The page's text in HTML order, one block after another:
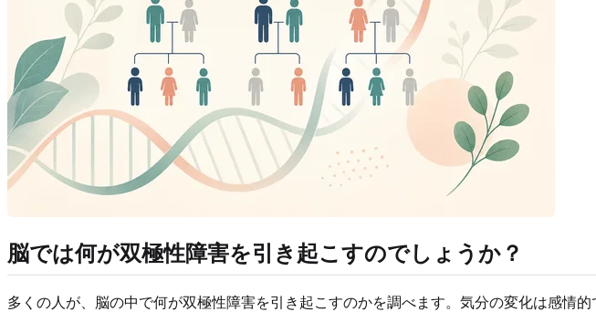
脳では何が双極性障害を引き起こすのでしょうか？
多くの人が、脳の中で何が双極性障害を引き起こすのかを調べます。気分の変化は感情